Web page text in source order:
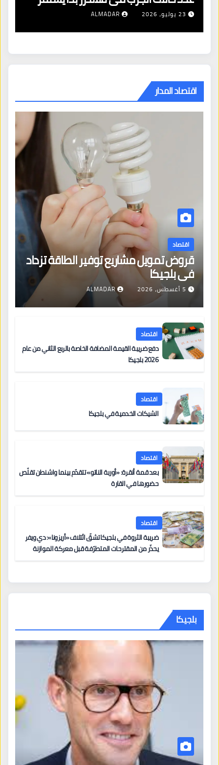
23 يوليو، 2026 ALMADAR
اقتصاد المدار
اقتصاد
قروض تمويل مشاريع توفير الطاقة تزداد
في بلجيكا
5 أغسطس، 2026 ALMADAR
اقتصاد
دفع ضريبة القيمة المضافة الخاصة بالربع الثاني من عام
2026 بلجيكا
اقتصاد
الشيكات الخدمية في بلجيكا
اقتصاد
بعد قمة أنقرة: «أوربة الناتو» تتقدّم بينما واشنطن تقلّص
حضورها في القارة
اقتصاد
ضريبة الثروة في بلجيكا تشقّ ائتلاف «أريزونا»: دي ويفر
يحذّر من المقترحات المتطرّفة قبل معركة الموازنة
بلجيكا